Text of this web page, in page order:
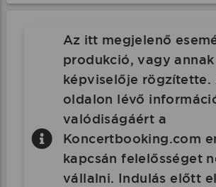
Az itt megjelenő
produkció, vagy annak
képviselője rögzítette.
oldalon lévő
valódiságáért a
Koncertbooking.com
kapcsán felelősséget
vállalni. Indulás előtt